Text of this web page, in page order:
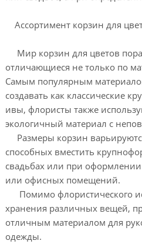
Ассортимент корзин для
Мир корзин для цветов
отличающиеся не только по
Самым популярным
создавать как классические
ивы, флористы также
экологичный материал с
Размеры корзин
способных вместить
свадьбах или при
или офисных помещений.
Помимо флористического
хранения различных вещей,
отличным материалом для
одежды.